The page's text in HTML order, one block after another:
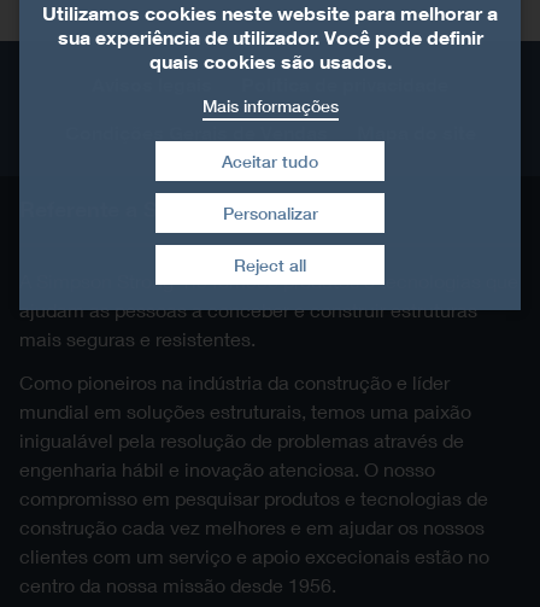
Referente a Simpson Strong-Tie®
A Simpson Strong-Tie fornece produtos e tecnologias que
ajudam as pessoas a conceber e construir estruturas
mais seguras e resistentes.
Como pioneiros na indústria da construção e líder
mundial em soluções estruturais, temos uma paixão
inigualável pela resolução de problemas através de
engenharia hábil e inovação atenciosa. O nosso
compromisso em pesquisar produtos e tecnologias de
construção cada vez melhores e em ajudar os nossos
clientes com um serviço e apoio excecionais estão no
centro da nossa missão desde 1956.
Utilizamos cookies neste website para melhorar a
sua experiência de utilizador. Você pode definir
quais cookies são usados.
Mais informações
Reject all
Aceitar tudo
Retirar consentimento
Personalizar